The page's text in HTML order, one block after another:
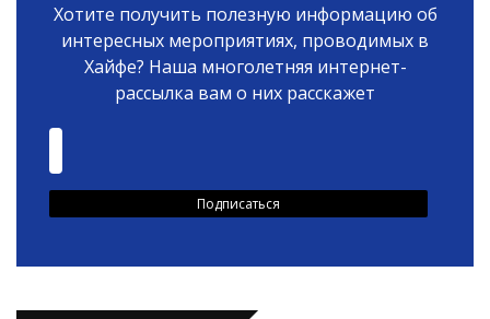
Хотите получить полезную информацию об
интересных мероприятиях, проводимых в
Хайфе? Наша многолетняя интернет-
рассылка вам о них расскажет